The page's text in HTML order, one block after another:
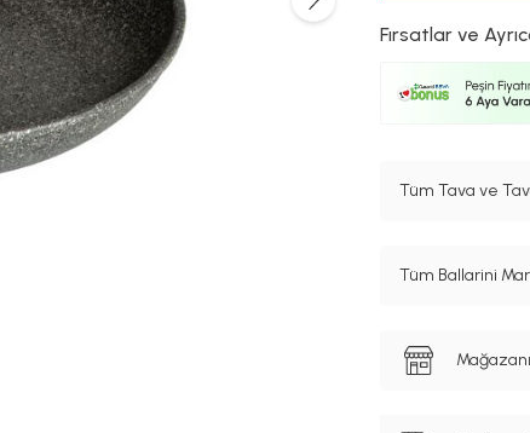
Fırsatlar ve
Tüm Tava ve
Tüm Ballarini